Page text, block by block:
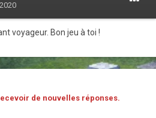
voyageur. Bon jeu à toi !
de nouvelles réponses.